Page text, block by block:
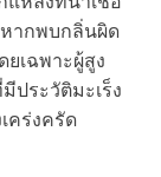
หากพบกลิ่นผิด
เฉพาะผู้สูง
ประวัติมะเร็ง
คร่งครัด